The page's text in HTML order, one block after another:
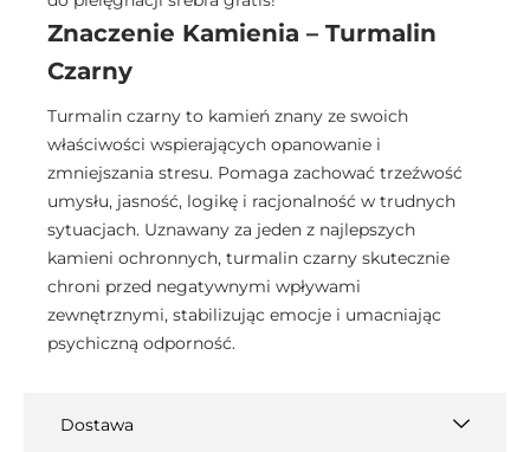
Znaczenie Kamienia – Turmalin
Czarny
Turmalin czarny to kamień znany ze swoich
właściwości wspierających opanowanie i
zmniejszania stresu. Pomaga zachować trzeźwość
umysłu, jasność, logikę i racjonalność w trudnych
sytuacjach. Uznawany za jeden z najlepszych
kamieni ochronnych, turmalin czarny skutecznie
chroni przed negatywnymi wpływami
zewnętrznymi, stabilizując emocje i umacniając
psychiczną odporność.
Dostawa